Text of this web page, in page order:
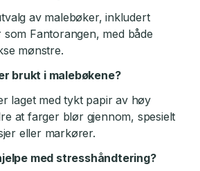
av malebøker, inkludert
Fantorangen, med både
mønstre.
brukt i malebøkene?
laget med tykt papir av høy
at farger blør gjennom, spesielt
eller markører.
med stresshåndtering?